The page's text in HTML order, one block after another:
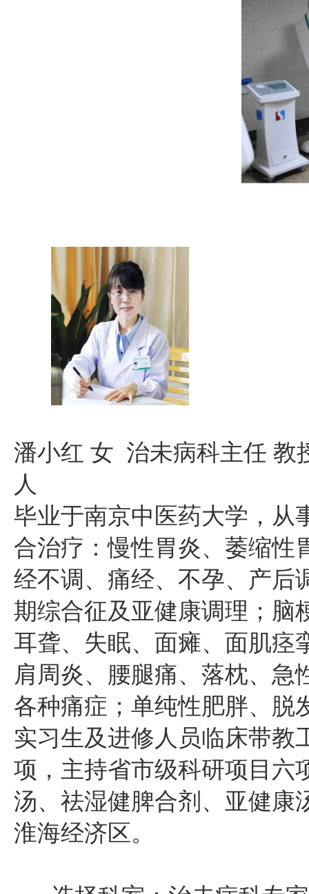
潘小红 女 治未病科主任 教
人
毕业于南京中医药大学，从
合治疗：慢性胃炎、萎缩性
经不调、痛经、不孕、产后
期综合征及亚健康调理；脑
耳聋、失眠、面瘫、面肌痉
肩周炎、腰腿痛、落枕、急
各种痛症；单纯性肥胖、脱
实习生及进修人员临床带教
项，主持省市级科研项目六
汤、祛湿健脾合剂、亚健康
淮海经济区。